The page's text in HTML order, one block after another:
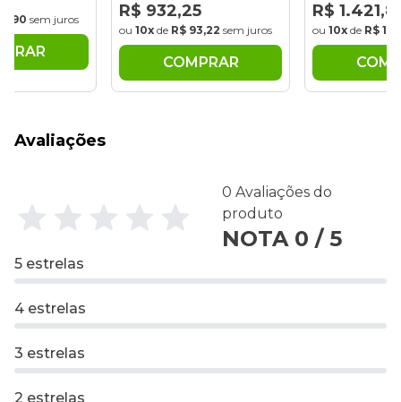
sem juros R$ 932,25
ou 10x de R$ 93,22 sem juros
COMPRAR
R$
ou 10x de R$
Avaliações
0 Avaliações do
produto
NOTA 0 / 5
5 estrelas
4 estrelas
3 estrelas
2 estrelas